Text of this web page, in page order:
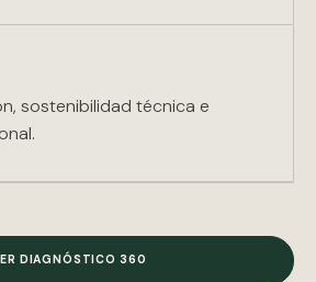
sostenibilidad técnica e
DIAGNÓSTICO 360